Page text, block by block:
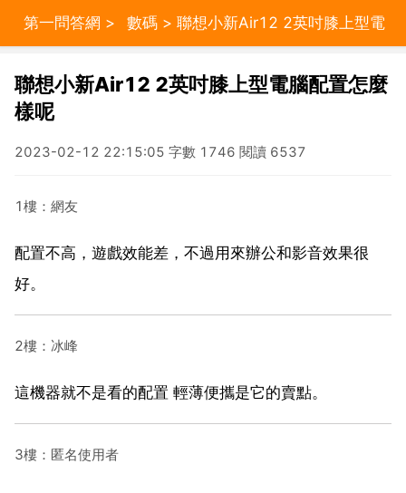
第一問答網 > 數碼 > 聯想小新Air12 2英吋膝上型電
腦配置怎麼樣呢
聯想小新Air12 2英吋膝上型電腦配置怎麼
樣呢
2023-02-12 22:15:05 字數 1746 閱讀 6537
1樓：網友
配置不高，遊戲效能差，不過用來辦公和影音效果很
好。
2樓：冰峰
這機器就不是看的配置 輕薄便攜是它的賣點。
3樓：匿名使用者